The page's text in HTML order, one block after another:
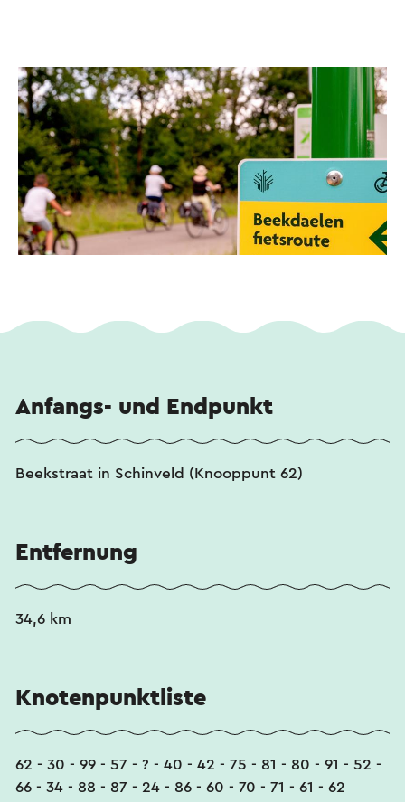
unterteilt, die miteinander verbunden werden
können. Zwischen den Anschlussstellen 87 und 83
befinden sich die Verbindungsknoten zwischen
den Nord- und Südschleifen. Weitere
Informationen finden Sie unter
https://www.visitbeekdaelen.nl/beekdaelenroute
.
Anfangs- und Endpunkt
Beekstraat in Schinveld (Knooppunt 62)
Entfernung
34,6 km
Knotenpunktliste
62 - 30 - 99 - 57 - ? - 40 - 42 - 75 - 81 - 80 - 91 - 52 -
66 - 34 - 88 - 87 - 24 - 86 - 60 - 70 - 71 - 61 - 62